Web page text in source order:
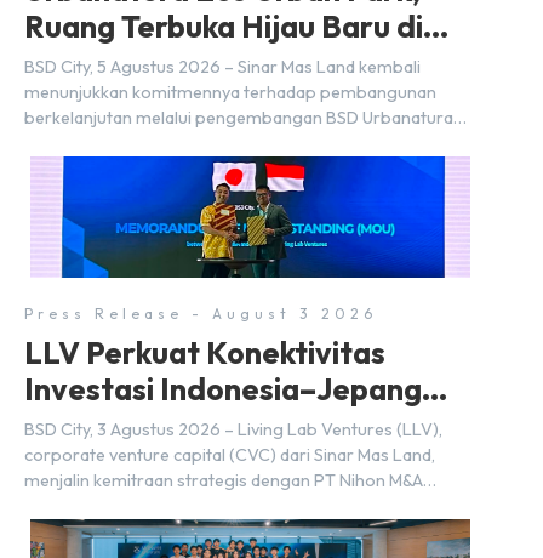
Ruang Terbuka Hijau Baru di
BSD City
BSD City, 5 Agustus 2026 – Sinar Mas Land kembali
menunjukkan komitmennya terhadap pembangunan
berkelanjutan melalui pengembangan BSD Urbanatura
dengan jalur sungai sepanjang 1,5 km yang dikelilingi
lanskap tropis rimbun di BSD City yang sebelumnya
dikenal sebagai Green Pathway. Transformasi ini
merupakan bagian dari upaya perusahaan untuk […]
Press Release - August 3 2026
LLV Perkuat Konektivitas
Investasi Indonesia–Jepang
(FDI) pada 2025
BSD City, 3 Agustus 2026 – Living Lab Ventures (LLV),
corporate venture capital (CVC) dari Sinar Mas Land,
menjalin kemitraan strategis dengan PT Nihon M&A
Holdings Inc. Kemitraan tersebut ditandai dengan